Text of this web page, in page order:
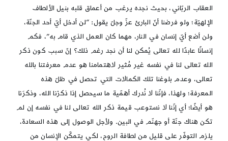
العقاب الربّاني، بحيث نجده يرغب من أعماق قلبه بنيل الألطاف
الإلهيّة؛ ولو فرضنا أنّ البارئ عزّ وجلّ يقول: “لن أدخل أيّ أحد الجنّة،
ولن أضع أيّ إنسان في النار، مهما كان العمل الذي قام به”، فكم
إنسانًا عابدًا لله تعالى يُمكن لنا أن نجد رغم ذلك؟ إنّ سبب كون ذكر
الله تعالى لنا في نفسه غير مُثير لاهتمامنا هو عدم معرفتنا بالله
تعالى، وعدم بلوغنا تلك الكمالات التي تحصل في ظلّ هذه
المعرفة؛ ولهذا، فإنّنا لا نُدرك أهمّية ما سيحصل إذا ذكرْنا الله، وذكرَنا
هو أيضًا؛ أي إنّنا لا نستوعب قيمة ذكر الله تعالى لنا في نفسه إن لم
تكن هناك جنّة أو جهنّم في البين. ولأجل الوصول إلى هذه السعادة،
يلزم التوفّر على قليل من لطافة الروح، لكي يتمكّن الإنسان من